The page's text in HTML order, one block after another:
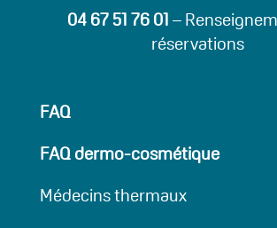
04 67 51 76 01–
réservations
FAQ
FAQ dermo-cosmétique
Médecins thermaux